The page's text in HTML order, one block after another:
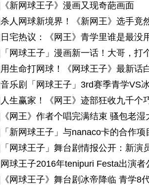
《新网球王子》漫画又现奇葩画面
杀人网球新境界！《新网王》选手竟
日宅热议：《网王》青学里谁是最没
「网球王子」漫画新一话！大哥，打
用生命打网球！《网球王子》最新话
音乐剧「网球王子」3rd赛季青学VS
人生赢家！《网王》迹部狂收九千个
《网王》作者个唱完满结束 骚包老湿
「新网球王子」与nanaco卡的合作
「网球王子」舞台剧情报公开：新演
网球王子2016年tenipuri Festa出演者
《网球王子》舞台剧冰帝降临 青学8